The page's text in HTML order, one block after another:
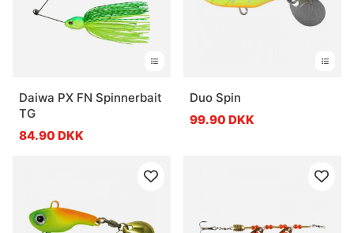
Daiwa PX FN Spinnerbait
TG
84.90 DKK
Duo Spin
99.90 DKK